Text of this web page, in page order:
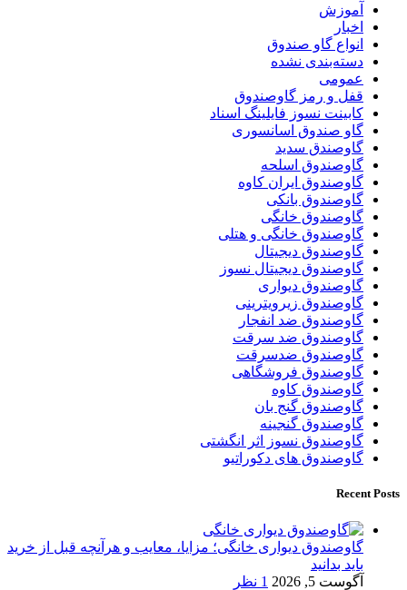
آموزش
اخبار
انواع گاو صندوق
دسته‌بندی نشده
عمومی
قفل و رمز گاوصندوق
کابینت نسوز فایلینگ اسناد
گاو صندوق اسانسوری
گاوصندق سدید
گاوصندوق اسلحه
گاوصندوق ایران کاوه
گاوصندوق بانکی
گاوصندوق خانگی
گاوصندوق خانگی و هتلی
گاوصندوق دیجیتال
گاوصندوق دیجیتال نسوز
گاوصندوق دیواری
گاوصندوق زیرویترینی
گاوصندوق ضد انفجار
گاوصندوق ضد سرقت
گاوصندوق ضدسرقت
گاوصندوق فروشگاهی
گاوصندوق کاوه
گاوصندوق گنج بان
گاوصندوق گنجینه
گاوصندوق نسوز اثر انگشتی
گاوصندوق های دکوراتیو
Recent Posts
گاوصندوق دیواری خانگی؛ مزایا، معایب و هرآنچه قبل از خرید
باید بدانید
آگوست 5, 2026
1 نظر